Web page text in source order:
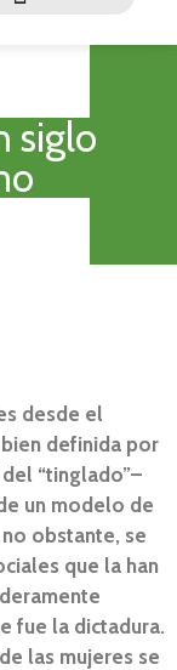
siglo
desde el
definida por
“tinglado”–
un modelo de
obstante, se
que la han
fue la dictadura.
las mujeres se